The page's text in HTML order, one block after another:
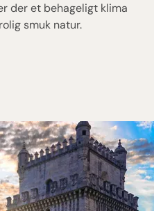
der et behageligt klima
smuk natur.